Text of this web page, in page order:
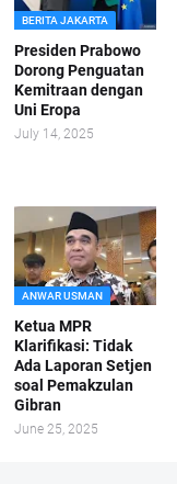
BERITA JAKARTA
Presiden Prabowo
Dorong Penguatan
Kemitraan dengan
Uni Eropa
July 14, 2025
ANWAR USMAN
Ketua MPR
Klarifikasi: Tidak
Ada Laporan Setjen
soal Pemakzulan
Gibran
June 25, 2025